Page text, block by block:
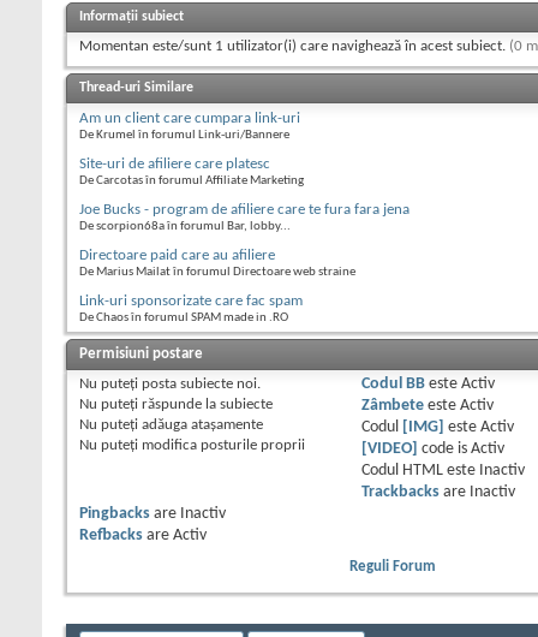
Informații subiect
Momentan este/sunt 1 utilizator(i) care navighează în acest subiect. (0
Thread-uri Similare
Am un client care cumpara link-uri
De Krumel în forumul Link-uri/Bannere
Site-uri de afiliere care platesc
De Carcotas în forumul Affiliate Marketing
Joe Bucks - program de afiliere care te fura fara jena
De scorpion68a în forumul Bar, lobby...
Directoare paid care au afiliere
De Marius Mailat în forumul Directoare web straine
Link-uri sponsorizate care fac spam
De Chaos în forumul SPAM made in .RO
Permisiuni postare
Nu puteţi posta subiecte noi.
Nu puteţi răspunde la subiecte
Nu puteţi adăuga ataşamente
Nu puteţi modifica posturile proprii
Codul BBeste Activ
Zâmbeteeste Activ
Codul
[IMG] este Activ
[VIDEO] code is Activ
Codul HTML este
Inactiv
Trackbacksare
Inactiv
Pingbacks are
Inactiv
Refbacks are Activ
Reguli Forum